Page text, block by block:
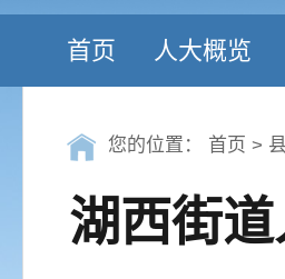
首页 人大概览
您的位置： 首页 >
湖西街